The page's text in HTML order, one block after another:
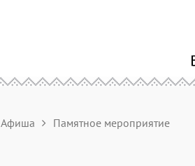
Афиша Памятное мероприятие